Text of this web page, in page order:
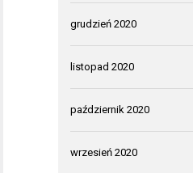
grudzień 2020
listopad 2020
październik 2020
wrzesień 2020